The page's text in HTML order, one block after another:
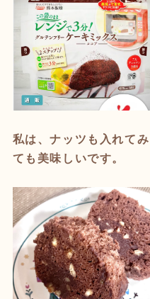
私は、ナッツも入れて
ても美味しいです。